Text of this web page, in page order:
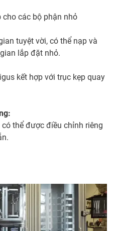
các bộ phận nhỏ
tuyệt vời, có thể nạp và
lắp đặt nhỏ.
kết hợp với trục kẹp quay
thể được điều chỉnh riêng